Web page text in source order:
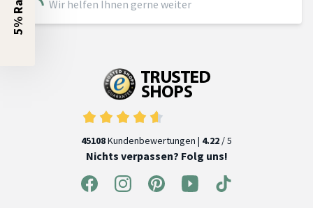
Wir helfen Ihnen gerne weiter
45108Kundenbewertungen | 4.22 / 5
Nichts verpassen? Folg uns!